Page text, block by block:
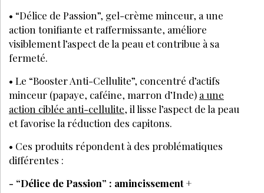
• “Délice de Passion”, gel-crème minceur, a une
action tonifiante et raffermissante, améliore
visiblement l’aspect de la peau et contribue à sa
fermeté.
• Le “Booster Anti-Cellulite”, concentré d’actifs
minceur (papaye, caféine, marron d’Inde) a une
action ciblée anti-cellulite, il lisse l’aspect de la peau
et favorise la réduction des capitons.
• Ces produits répondent à des problématiques
différentes :
- “Délice de Passion” : amincissement +